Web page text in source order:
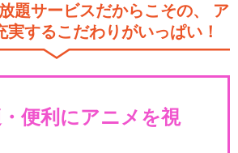
題サービスだからこその、
ア
実するこだわりがいっぱい！
便利にアニメを視